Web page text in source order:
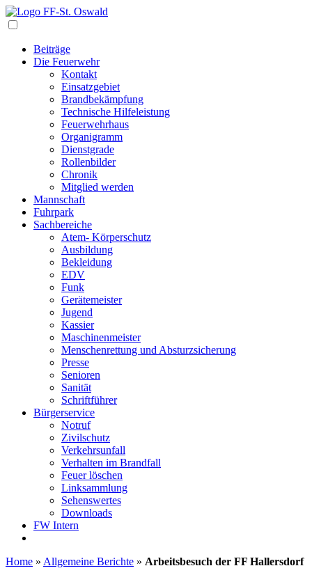
Beiträge
Die Feuerwehr
Kontakt
Einsatzgebiet
Brandbekämpfung
Technische Hilfeleistung
Feuerwehrhaus
Organigramm
Dienstgrade
Rollenbilder
Chronik
Mitglied werden
Mannschaft
Fuhrpark
Sachbereiche
Atem- Körperschutz
Ausbildung
Bekleidung
EDV
Funk
Gerätemeister
Jugend
Kassier
Maschinenmeister
Menschenrettung und Absturzsicherung
Presse
Senioren
Sanität
Schriftführer
Bürgerservice
Notruf
Zivilschutz
Verkehrsunfall
Verhalten im Brandfall
Feuer löschen
Linksammlung
Sehenswertes
Downloads
FW Intern
Home » Allgemeine Berichte » Arbeitsbesuch der FF Hallersdorf